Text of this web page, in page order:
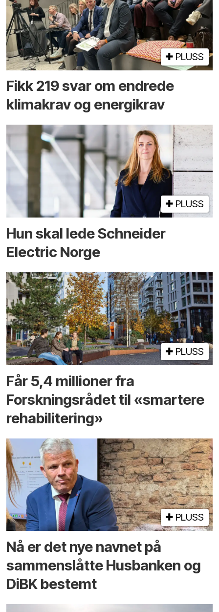
PLUSS
Fikk 219 svar om endrede
klimakrav og energikrav
PLUSS
Hun skal lede Schneider
Electric Norge
PLUSS
Får 5,4 millioner fra
Forskningsrådet til «smartere
rehabilitering»
PLUSS
Nå er det nye navnet på
sammenslåtte Husbanken og
DiBK bestemt